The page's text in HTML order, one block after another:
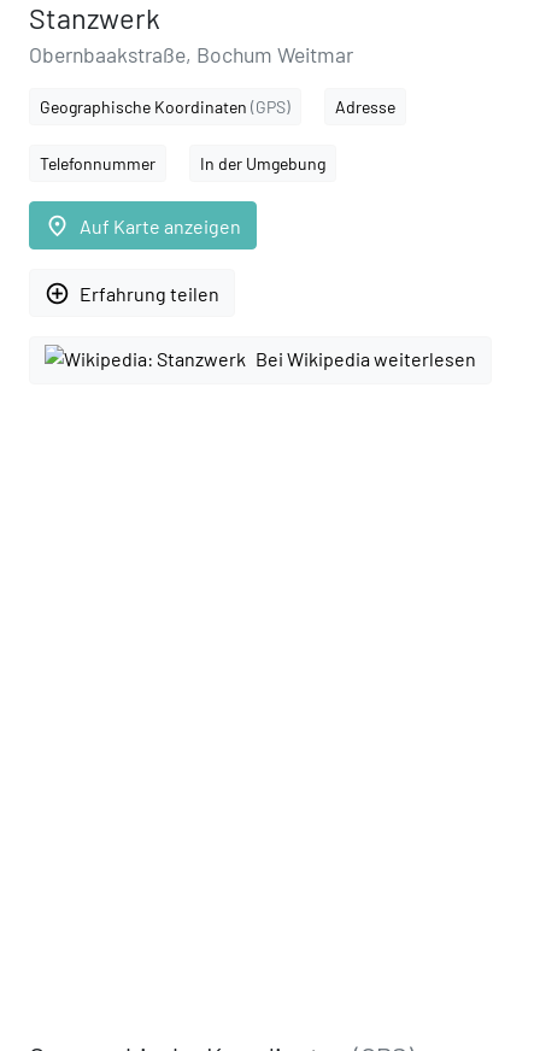
Stanzwerk
Obernbaakstraße, Bochum Weitmar
Geographische Koordinaten (GPS) Adresse
Telefonnummer In der Umgebung
place Auf Karte anzeigen
add_circle_outline Erfahrung teilen
Bei Wikipedia weiterlesen